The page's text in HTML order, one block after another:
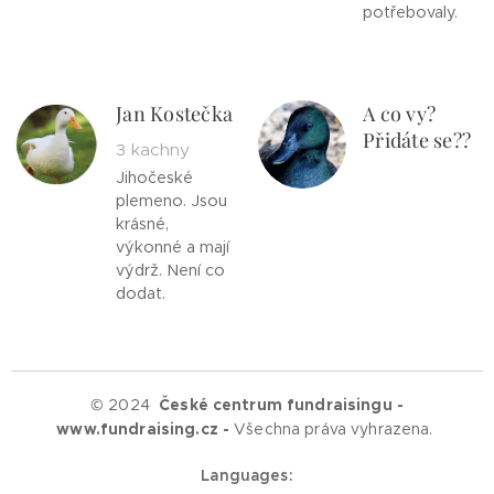
potřebovaly.
Jan Kostečka
3 kachny
Jihočeské
plemeno. Jsou
krásné,
výkonné a mají
výdrž. Není co
dodat.
A co vy?
Přidáte se??
© 2024 České centrum fundraisingu -
www.fundraising.cz -Všechna práva vyhrazena.
Languages